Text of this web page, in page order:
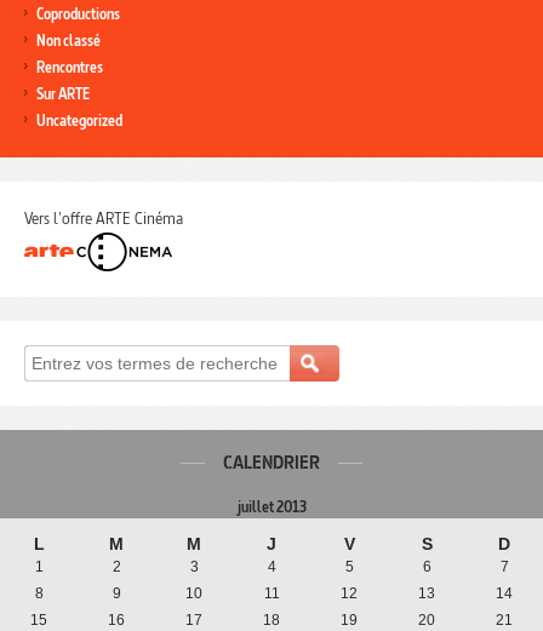
Coproductions
Non classé
Rencontres
Sur ARTE
Uncategorized
Vers l'offre ARTE Cinéma
CALENDRIER
juillet 2013
L M M J V S D
1 2 3 4 5 6
7
8
9 10 11 12 13
14
15
16 17 18 19 20
21